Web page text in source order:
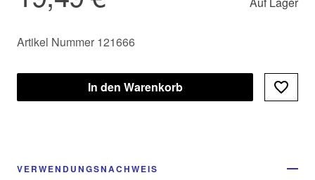
Artikel Nummer 121666
In den Warenkorb
VERWENDUNGSNACHWEIS